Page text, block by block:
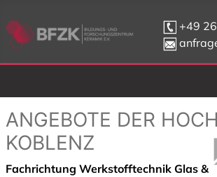
+49
ANGEBOTE DER
KOBLENZ
Fachrichtung Werkstofftechnik Glas &